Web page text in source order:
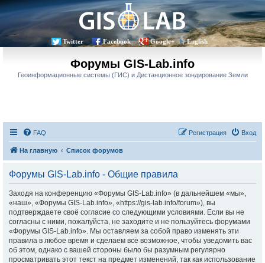
Twitter Facebook Google+ English
Форумы GIS-Lab.info
Геоинформационные системы (ГИС) и Дистанционное зондирование Земли
FAQ Вход
Регистрация
На главную Список форумов
Форумы GIS-Lab.info - Общие правила
Заходя на конференцию «Форумы GIS-Lab.info» (в дальнейшем «мы»,
«наш», «Форумы GIS-Lab.info», «https://gis-lab.info/forum»), вы
подтверждаете своё согласие со следующими условиями. Если вы не
согласны с ними, пожалуйста, не заходите и не пользуйтесь форумами
«Форумы GIS-Lab.info». Мы оставляем за собой право изменять эти
правила в любое время и сделаем всё возможное, чтобы уведомить вас
об этом, однако с вашей стороны было бы разумным регулярно
просматривать этот текст на предмет изменений, так как использование